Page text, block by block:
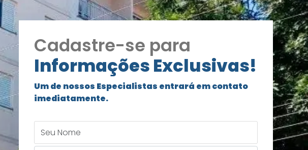
Cadastre-se para
Informações Exclusivas!
Um de nossos Especialistas entrará em contato
imediatamente.